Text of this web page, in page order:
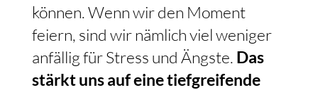
können. Wenn wir den Moment
feiern, sind wir nämlich viel weniger
anfällig für Stress und Ängste. Das
stärkt uns auf eine tiefgreifende